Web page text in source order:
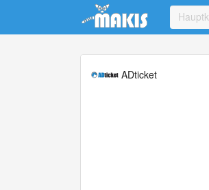
Update cookies preferences
ADticket